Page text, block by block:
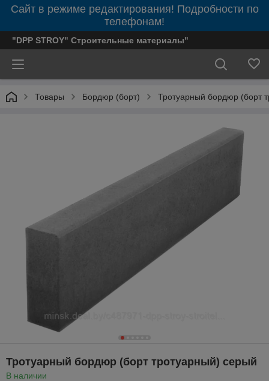
Сайт в режиме редактирования! Подробности по
телефонам!
"DPP STROY" Строительные материалы"
Товары Бордюр (борт) Тротуарный бордюр (борт
Тротуарный бордюр (борт тротуарный) серый
В наличии